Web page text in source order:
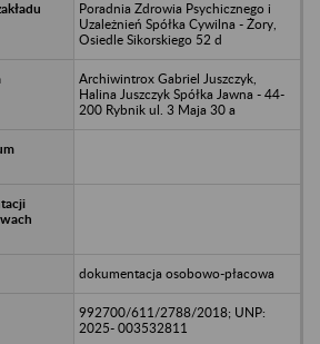
Poradnia Zdrowia Psychicznego i
Uzależnień Spółka Cywilna - Żory,
Osiedle Sikorskiego 52 d
Archiwintrox Gabriel Juszczyk,
Halina Juszczyk Spółka Jawna - 44-
200 Rybnik ul. 3 Maja 30 a
dokumentacja osobowo-płacowa
992700/611/2788/2018; UNP:
2025- 003532811